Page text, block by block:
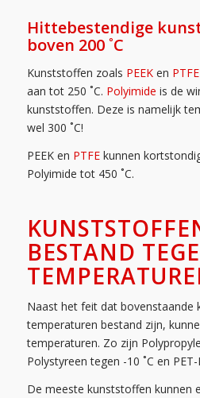
Hittebestendige
boven 200 ˚C
Kunststoffen zoals PEEKen PTFE
aan tot 250 ˚C. Polyimide is de
kunststoffen. Deze is namelijk
wel 300 ˚C!
PEEK en PTFEkunnen
Polyimide tot 450 ˚C.
BESTAND
Naast het feit dat bovenstaande
temperaturen bestand zijn,
temperaturen. Zo zijn
Polystyreen tegen -10 ˚C en PET-
De meeste kunststoffen kunnen